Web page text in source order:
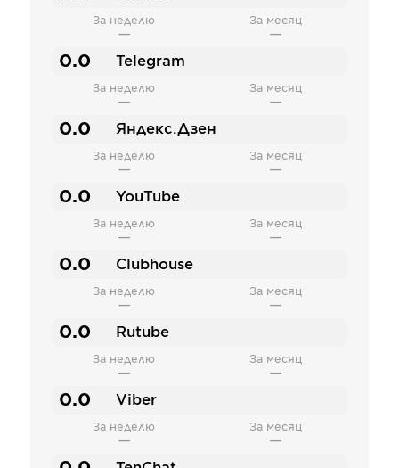
За неделю
—
За месяц
—
0.0 Telegram
За неделю
—
За месяц
—
0.0 Яндекс.Дзен
За неделю
—
За месяц
—
0.0 YouTube
За неделю
—
За месяц
—
0.0 Clubhouse
За неделю
—
За месяц
—
0.0 Rutube
За неделю
—
За месяц
—
0.0 Viber
За неделю
—
За месяц
—